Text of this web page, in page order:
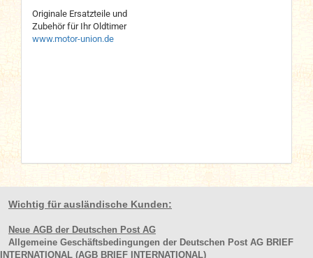
Originale Ersatzteile und
Zubehör für Ihr Oldtimer
www.motor-union.de
Wichtig für ausländische Kunden:
Neue AGB der Deutschen Post AG
Allgemeine Geschäftsbedingungen der Deutschen Post AG BRIEF
INTERNATIONAL (AGB BRIEF INTERNATIONAL)